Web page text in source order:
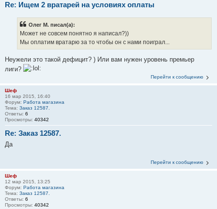
Re: Ищем 2 вратарей на условиях оплаты
Олег М. писал(а):
Может не совсем понятно я написал?))
Мы оплатим вратарю за то чтобы он с нами поиграл...
Неужели это такой дефицит? ) Или вам нужен уровень премьер
лиги?
Перейти к сообщению
Шеф
16 мар 2015, 16:40
Форум: Работа магазина
Тема: Заказ 12587.
Ответы: 6
Просмотры: 40342
Re: Заказ 12587.
Да
Перейти к сообщению
Шеф
12 мар 2015, 13:25
Форум: Работа магазина
Тема: Заказ 12587.
Ответы: 6
Просмотры: 40342